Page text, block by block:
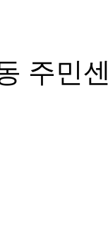
주민